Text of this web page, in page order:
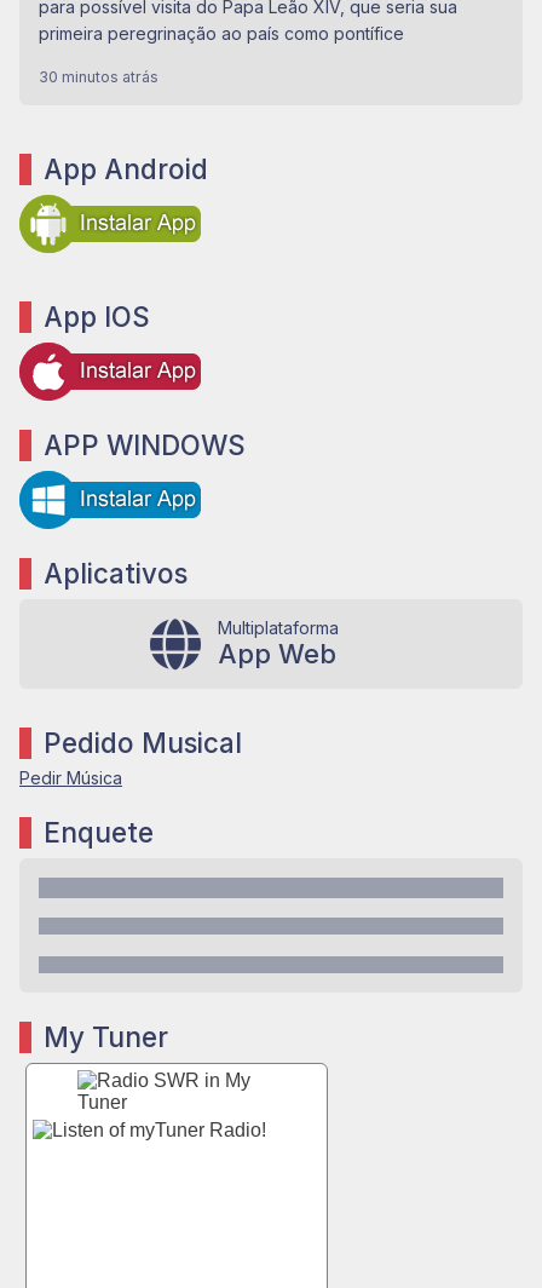
para possível visita do Papa Leão XIV, que seria sua
primeira peregrinação ao país como pontífice
30 minutos atrás
App Android
App IOS
APP WINDOWS
Aplicativos
Multiplataforma
App Web
Pedido Musical
Pedir Música
Enquete
My Tuner